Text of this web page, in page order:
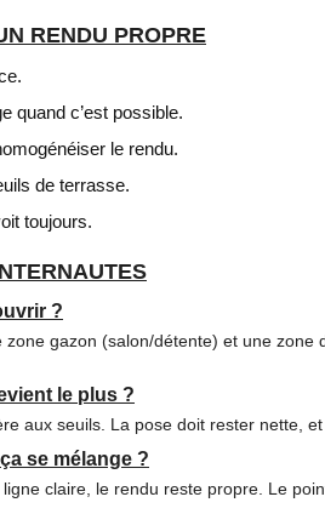
RENDU PROPRE
quand c’est possible.
le rendu.
de terrasse.
toujours.
?
gazon (salon/détente) et une
le plus ?
aux seuils. La pose doit rester nette,
se mélange ?
claire, le rendu reste propre. Le